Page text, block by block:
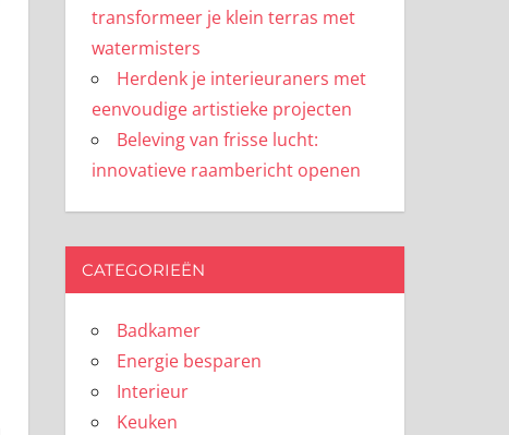
transformeer je klein terras met
watermisters
Herdenk je interieuraners met
eenvoudige artistieke projecten
Beleving van frisse lucht:
innovatieve raambericht openen
CATEGORIEËN
Badkamer
Energie besparen
Interieur
Keuken